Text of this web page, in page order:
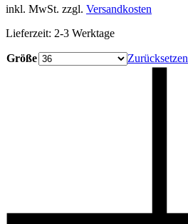
inkl. MwSt. zzgl. Versandkosten
Lieferzeit: 2-3 Werktage
Größe Zurücksetzen